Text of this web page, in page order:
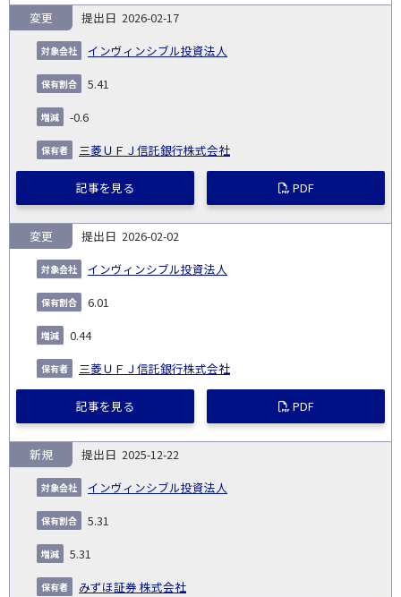
2026-02-17
インヴィンシブル投資法人
変更
5.41
-0.6
三菱ＵＦＪ信託銀行株式会社
記事を見る PDF
2026-02-02
インヴィンシブル投資法人
変更
6.01
0.44
三菱ＵＦＪ信託銀行株式会社
記事を見る PDF
2025-12-22
インヴィンシブル投資法人
新規
5.31
5.31
みずほ証券 株式会社